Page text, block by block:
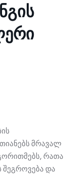
მრავალ
რათა
და